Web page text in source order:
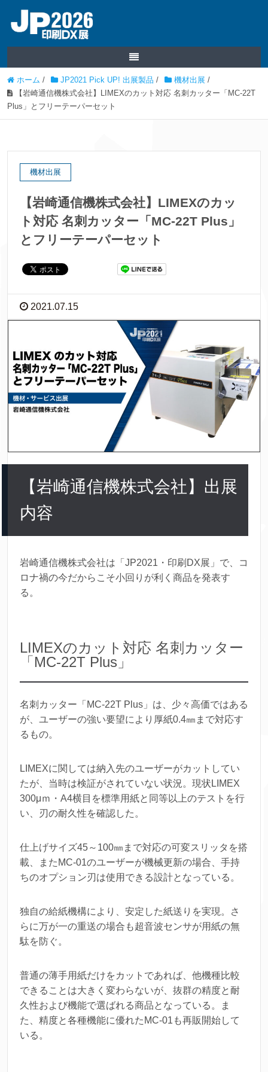
ホーム / JP2021 Pick UP! 出展製品 / 機材出展 /
【岩崎通信機株式会社】LIMEXのカット対応 名刺カッター「MC-22T
Plus」とフリーテーパーセット
機材出展
【岩崎通信機株式会社】LIMEXのカッ
ト対応 名刺カッター「MC-22T Plus」
とフリーテーパーセット
2021.07.15
【岩崎通信機株式会社】出展
内容
岩崎通信機株式会社は「JP2021・印刷DX展」で、コ
ロナ禍の今だからこそ小回りが利く商品を発表す
る。
LIMEXのカット対応 名刺カッター
「MC-22T Plus」
名刺カッター「MC-22T Plus」は、少々高価ではある
が、ユーザーの強い要望により厚紙0.4㎜まで対応す
るもの。
LIMEXに関しては納入先のユーザーがカットしてい
たが、当時は検証がされていない状況。現状LIMEX
300μｍ・A4横目を標準用紙と同等以上のテストを行
い、刃の耐久性を確認した。
仕上げサイズ45～100㎜まで対応の可変スリッタを搭
載、またMC-01のユーザーが機械更新の場合、手持
ちのオプション刃は使用できる設計となっている。
独自の給紙機構により、安定した紙送りを実現。さ
らに万が一の重送の場合も超音波センサが用紙の無
駄を防ぐ。
普通の薄手用紙だけをカットであれば、他機種比較
できることは大きく変わらないが、抜群の精度と耐
久性および機能で選ばれる商品となっている。ま
た、精度と各種機能に優れたMC-01も再販開始して
いる。